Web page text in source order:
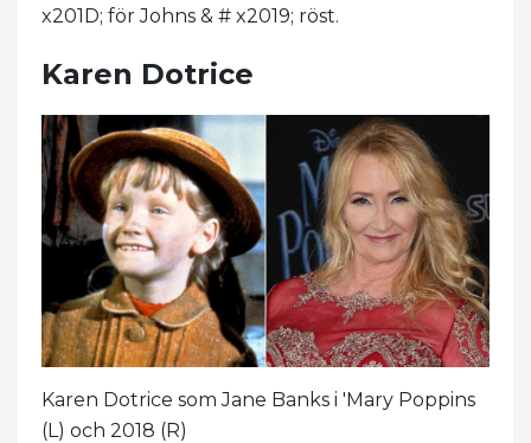
x201D; för Johns & # x2019; röst.
Karen Dotrice
Karen Dotrice som Jane Banks i 'Mary Poppins
(L) och 2018 (R)